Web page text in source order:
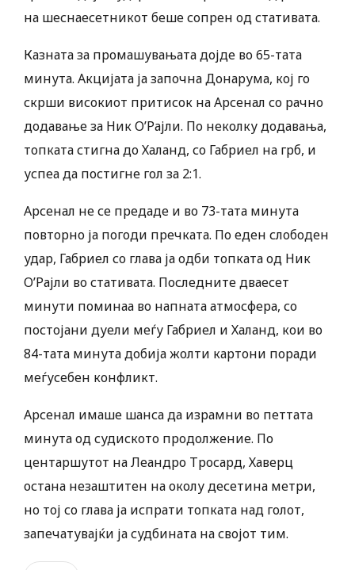
на шеснаесетникот беше сопрен од стативата.
Казната за промашувањата дојде во 65-тата
минута. Акцијата ја започна Донарума, кој го
скрши високиот притисок на Арсенал со рачно
додавање за Ник О’Рајли. По неколку додавања,
топката стигна до Халанд, со Габриел на грб, и
успеа да постигне гол за 2:1.
Арсенал не се предаде и во 73-тата минута
повторно ја погоди пречката. По еден слободен
удар, Габриел со глава ја одби топката од Ник
О’Рајли во стативата. Последните дваесет
минути поминаа во напната атмосфера, со
постојани дуели меѓу Габриел и Халанд, кои во
84-тата минута добија жолти картони поради
меѓусебен конфликт.
Арсенал имаше шанса да израмни во петтата
минута од судиското продолжение. По
центаршутот на Леандро Тросард, Хаверц
остана незаштитен на околу десетина метри,
но тој со глава ја испрати топката над голот,
запечатувајќи ја судбината на својот тим.